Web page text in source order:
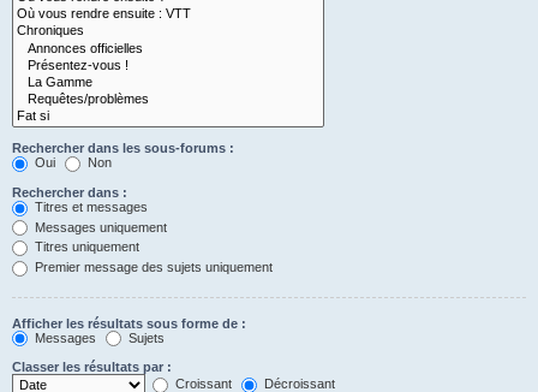
Rechercher dans les sous-forums :
Oui
Non
Rechercher dans :
Titres et messages
Messages uniquement
Titres uniquement
Premier message des sujets uniquement
Afficher les résultats sous forme de :
Messages
Sujets
Classer les résultats par :
Croissant
Décroissant